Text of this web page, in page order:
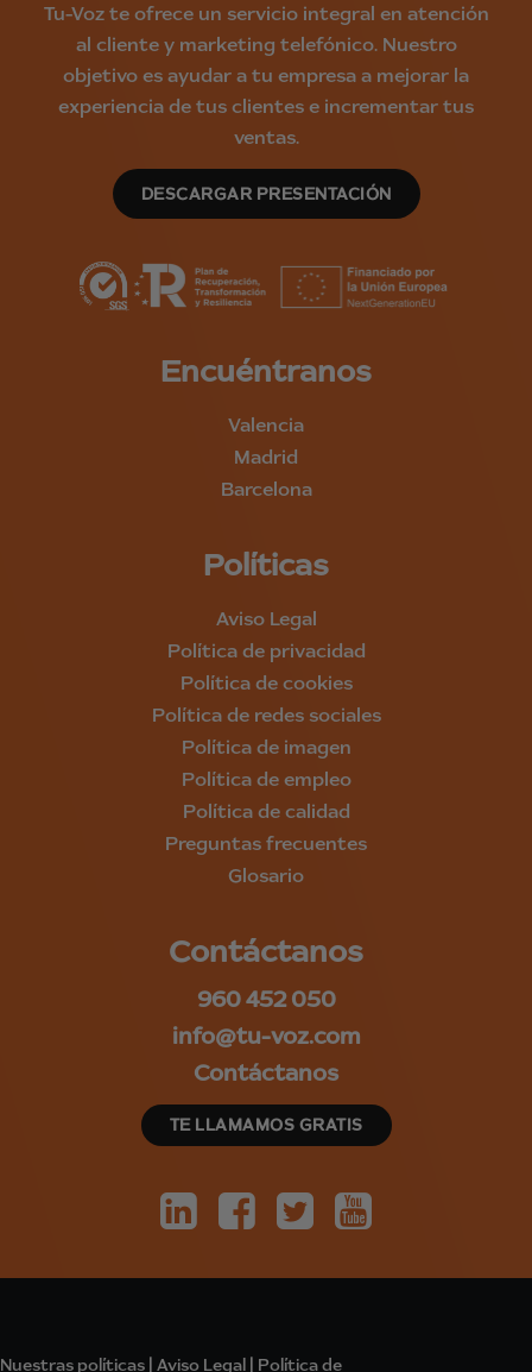
Tu-Voz te ofrece un servicio integral en atención
al cliente y marketing telefónico. Nuestro
objetivo es ayudar a tu empresa a mejorar la
experiencia de tus clientes e incrementar tus
ventas.
DESCARGAR PRESENTACIÓN
Encuéntranos
Valencia
Madrid
Barcelona
Políticas
Aviso Legal
Política de privacidad
Política de cookies
Política de redes sociales
Política de imagen
Política de empleo
Política de calidad
Preguntas frecuentes
Glosario
Contáctanos
960 452 050
info@tu-voz.com
Contáctanos
TE LLAMAMOS GRATIS
Nuestras políticas | Aviso Legal | Política de